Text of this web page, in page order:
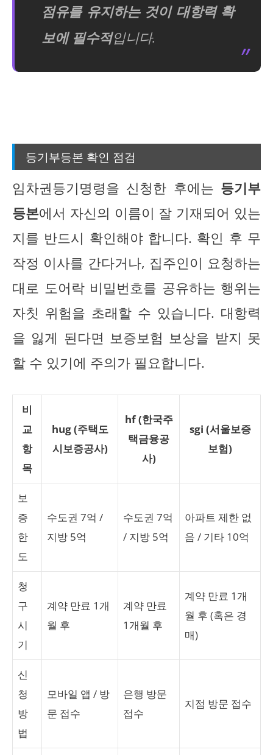
점유를 유지하는 것이 대항력 확
보에 필수적입니다.
등기부등본 확인 점검
임차권등기명령을 신청한 후에는 등기부
등본에서 자신의 이름이 잘 기재되어 있는
지를 반드시 확인해야 합니다. 확인 후 무
작정 이사를 간다거나, 집주인이 요청하는
대로 도어락 비밀번호를 공유하는 행위는
자칫 위험을 초래할 수 있습니다. 대항력
을 잃게 된다면 보증보험 보상을 받지 못
할 수 있기에 주의가 필요합니다.
비
교
항
목
hug (주택도
시보증공사)
hf (한국주
택금융공
사)
sgi (서울보증
보험)
보
증
한
도
수도권 7억 /
지방 5억
수도권 7억
/ 지방 5억
아파트 제한 없
음 / 기타 10억
청
구
시
기
계약 만료 1개
월 후
계약 만료
1개월 후
계약 만료 1개
월 후 (혹은 경
매)
신
청
방
법
모바일 앱 / 방
문 접수
은행 방문
접수
지점 방문 접수